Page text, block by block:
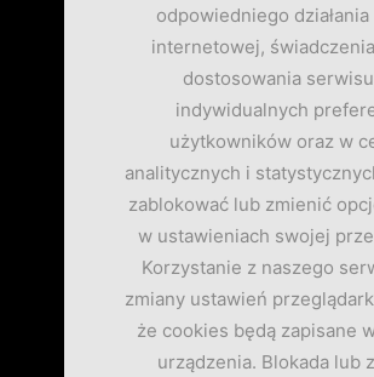
odpowiedniego
internetowej, świadczenia
dostosowania
indywidualnych
użytkowników oraz w
analitycznych i
zablokować lub zmienić
w ustawieniach swojej
Korzystanie z naszego
zmiany ustawień
że cookies będą zapisane
urządzenia. Blokada lub